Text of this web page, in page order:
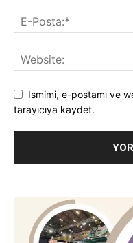
Ismimi, e-postamı ve
tarayıcıya kaydet.